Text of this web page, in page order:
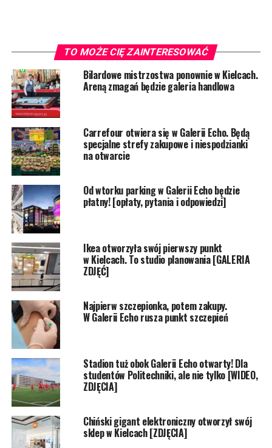
TO MOŻE CIĘ ZAINTERESOWAĆ
Bilardowe mistrzostwa ponownie w Kielcach.
Areną zmagań będzie galeria handlowa
Carrefour otwiera się w Galerii Echo. Będą
specjalne strefy zakupowe i niespodzianki
na otwarcie
Od wtorku parking w Galerii Echo będzie
płatny! [opłaty, pytania i odpowiedzi]
Ikea otworzyła swój pierwszy punkt
w Kielcach. To studio planowania [GALERIA
ZDJĘĆ]
Najpierw szczepionka, potem zakupy.
W Galerii Echo rusza punkt szczepień
Stadion tuż obok Galerii Echo otwarty! Dla
studentów Politechniki, ale nie tylko [WIDEO,
ZDJĘCIA]
Chiński gigant elektroniczny otworzył swój
sklep w Kielcach [ZDJĘCIA]